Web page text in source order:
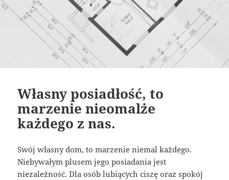
Własny posiadłość, to
marzenie nieomalże
każdego z nas.
Swój własny dom, to marzenie niemal każdego.
Niebywałym plusem jego posiadania jest
niezależność. Dla osób lubiących ciszę oraz spokój